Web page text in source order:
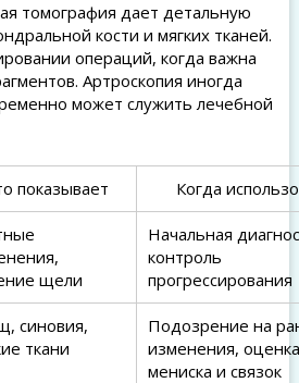
томография дает детальную
кости и мягких тканей.
операций, когда важна
Артроскопия иногда
может служить лечебной
показывает Когда
щели
Начальная
контроль
прогрессирования
синовия,
ткани
Подозрение на
изменения, оценка
мениска и связок